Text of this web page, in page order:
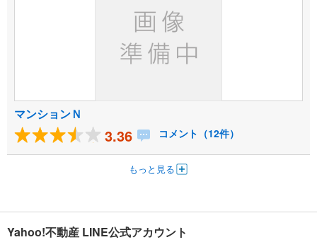
マンションＮ
3.36 コメント（12件）
もっと見る
Yahoo!不動産 LINE公式アカウント